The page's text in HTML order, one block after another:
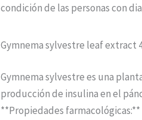
condición de las personas con
Gymnema sylvestre leaf extract
Gymnema sylvestre es una
producción de insulina en el
**Propiedades farmacológicas:**